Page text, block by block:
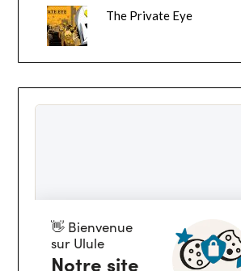
The Private Eye